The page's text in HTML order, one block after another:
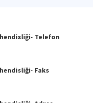
Telefon
Faks